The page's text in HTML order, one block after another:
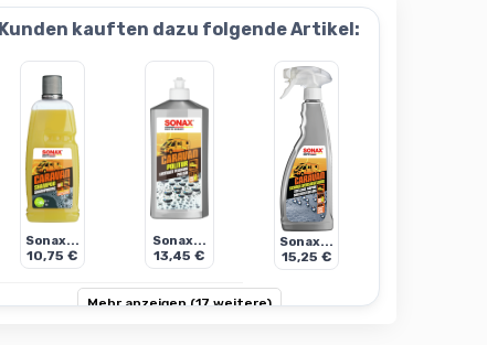
Kunden kauften dazu folgende Artikel:
Sonax...
10,75 €
Sonax...
13,45 €
Sonax...
15,25 €
Mehr anzeigen (17 weitere)